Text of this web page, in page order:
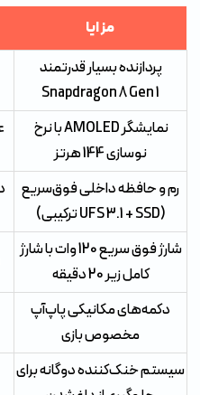
مزایا
پردازنده بسیار قدرتمند
Snapdragon 8 Gen 1
نمایشگر AMOLED با نرخ
نوسازی 144 هرتز
رم و حافظه داخلی فوق‌سریع
(UFS 3.1 + SSD ترکیبی)
شارژ فوق سریع 120 وات با شارژ
کامل زیر 20 دقیقه
دکمه‌های مکانیکی پاپ‌آپ
مخصوص بازی
سیستم خنک‌کننده دوگانه برای